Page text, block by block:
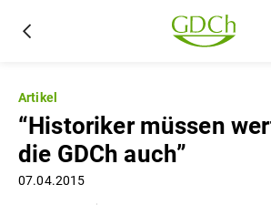
Artikel
“Historiker müssen
die GDCh auch”
07.04.2015